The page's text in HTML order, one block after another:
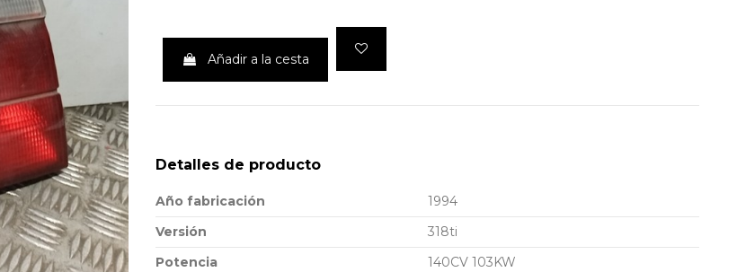
Añadir a la cesta
Detalles de producto
Año fabricación
1994
Versión
318ti
Potencia
140CV 103KW